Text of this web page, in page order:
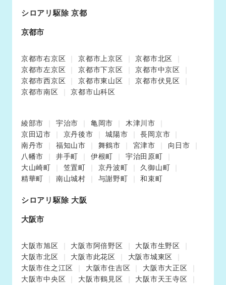
シロアリ駆除 京都
京都市
京都市右京区 京都市上京区
京都市北区
京都市左京区
京都市下京区
京都市中京区
京都市西京区
京都市東山区
京都市伏見区
京都市南区
京都市山科区
綾部市 宇治市 亀岡市
木津川市
京田辺市
京丹後市 城陽市
長岡京市
南丹市
福知山市 舞鶴市 宮津市
向日市
八幡市
井手町 伊根町
宇治田原町
大山崎町
笠置町 京丹波町
久御山町
精華町
南山城村 与謝野町 和束町
シロアリ駆除 大阪
大阪市
大阪市旭区 大阪市阿倍野区
大阪市生野区
大阪市北区
大阪市此花区
大阪市城東区
大阪市住之江区
大阪市住吉区
大阪市大正区
大阪市中央区
大阪市鶴見区
大阪市天王寺区